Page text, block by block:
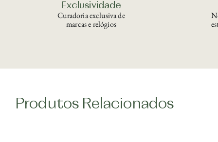
Exclusividade
Curadoria exclusiva de
marcas e relógios
Produtos Relacionados